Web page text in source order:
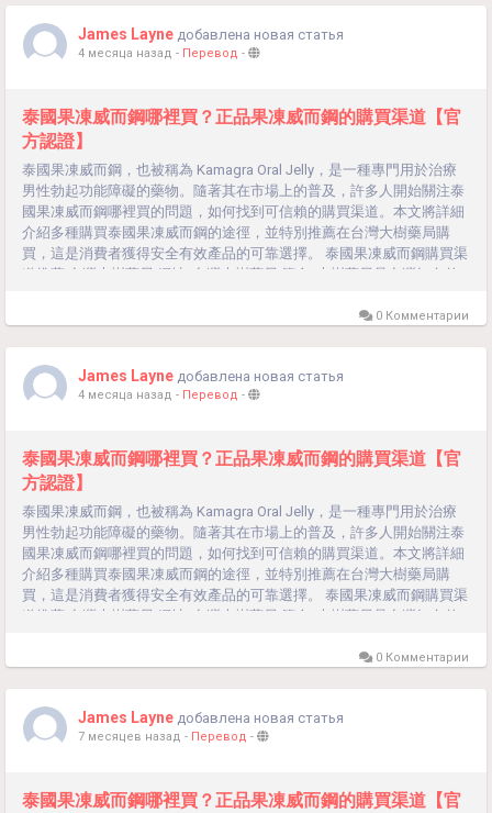
藥安全。 售後保障：提供完善的售後服務，如有問題可及時解決。線上
藥局 介紹:...
James Layne добавлена новая статья
4 месяца назад - Перевод -
泰國果凍威而鋼哪裡買？正品果凍威而鋼的購買渠道【官
方認證】
泰國果凍威而鋼，也被稱為 Kamagra Oral Jelly，是一種專門用於治療
男性勃起功能障礙的藥物。隨著其在市場上的普及，許多人開始關注泰
國果凍威而鋼哪裡買的問題，如何找到可信賴的購買渠道。本文將詳細
介紹多種購買泰國果凍威而鋼的途徑，並特別推薦在台灣大樹藥局購
買，這是消費者獲得安全有效產品的可靠選擇。 泰國果凍威而鋼購買渠
道推薦 台灣大樹藥局 網址: 台灣大樹藥局 簡介: 大樹藥局是台灣知名的
的售後服務，並提供專業藥師的諮詢。 優勢: 品質保證：所有產品均經
藥安全。 售後保障：提供完善的售後服務，如有問題可及時解決。線上
藥局 介紹:...
0 Комментарии
James Layne добавлена новая статья
4 месяца назад - Перевод -
泰國果凍威而鋼哪裡買？正品果凍威而鋼的購買渠道【官
方認證】
泰國果凍威而鋼，也被稱為 Kamagra Oral Jelly，是一種專門用於治療
男性勃起功能障礙的藥物。隨著其在市場上的普及，許多人開始關注泰
國果凍威而鋼哪裡買的問題，如何找到可信賴的購買渠道。本文將詳細
介紹多種購買泰國果凍威而鋼的途徑，並特別推薦在台灣大樹藥局購
買，這是消費者獲得安全有效產品的可靠選擇。 泰國果凍威而鋼購買渠
道推薦 台灣大樹藥局 網址: 台灣大樹藥局 簡介: 大樹藥局是台灣知名的
的售後服務，並提供專業藥師的諮詢。 優勢: 品質保證：所有產品均經
藥安全。 售後保障：提供完善的售後服務，如有問題可及時解決。線上
藥局 介紹:...
0 Комментарии
James Layne добавлена новая статья
7 месяцев назад - Перевод -
泰國果凍威而鋼哪裡買？正品果凍威而鋼的購買渠道【官